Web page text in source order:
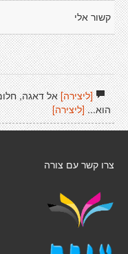
קשור אלי
[ליצירה]אל דאגה,
הוא... [ליצירה]
צרו קשר עם צורה